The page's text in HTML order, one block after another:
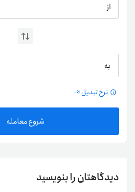
از
به
نرخ تبدیل ≈-
شروع معامله
دیدگاهتان را بنویسید